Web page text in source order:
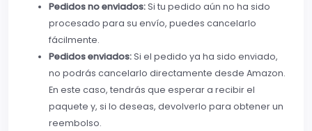
Pedidos no enviados:Si tu pedido aún no ha sido
procesado para su envío, puedes cancelarlo
fácilmente.
Pedidos enviados:Si el pedido ya ha sido enviado,
no podrás cancelarlo directamente desde Amazon.
En este caso, tendrás que esperar a recibir el
paquete y, si lo deseas, devolverlo para obtener un
reembolso.